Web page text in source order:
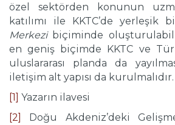
özel sektörden konunun
katılımı ile KKTC’de yerleşik
Merkezibiçiminde
en geniş biçimde KKTC ve
uluslararası planda da
iletişim alt yapısı da kurulmalıdır.
[1]
Yazarın ilavesi
[2]
Doğu Akdeniz’deki